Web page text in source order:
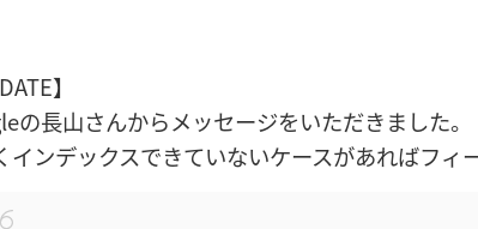
】
の長山さんからメッセージをいただきました。
インデックスできていないケースがあればフィ